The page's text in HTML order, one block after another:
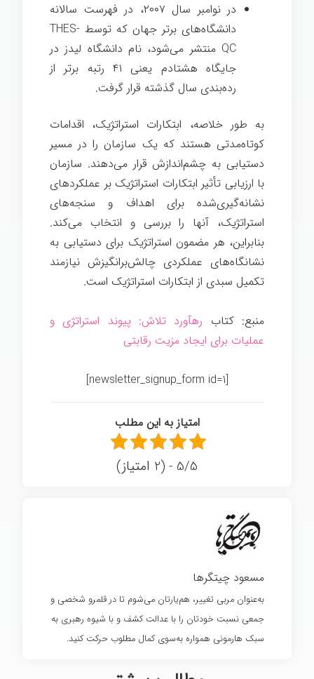
در نوامبر سال ۲۰۰۷، در فهرست سالانه
دانشگاه‌های برتر جهان که توسط THES-
QC منتشر می‌شود، نام دانشگاه لیدز در
جایگاه هشتادم یعنی ۴۱ رتبه برتر از
رده‌بندی سال گذشته قرار گرفت.
به طور خلاصه، ابتکارات استراتژیک، اقدامات
کوتاه‌مدتی هستند که یک سازمان را در مسیر
دستیابی به چشم‌اندازش قرار می‌دهند. سازمان
با ارزیابی تأثیر ابتکارات استراتژیک بر عملکردهای
نشانه‌گیری‌شده برای اهداف و سنجه‌های
استراتژیک، آنها را بررسی و انتخاب می‌کند.
بنابراین، هر مضمون استراتژیک برای دستیابی به
نشانگاه‌های عملکردی چالش‌برانگیزش نیازمند
تکمیل سبدی از ابتکارات استراتژیک است.
منبع: کتاب رهآورد تلاش: پیوند استراتژی و
عملیات برای ایجاد مزیت رقابتی
[newsletter_signup_form id=1]
امتیاز به این مطلب
5/5 - (2 امتیاز)
مسعود چیتگرها
به‌عنوان مربی تغییر، هم‌یارتان می‌شوم تا در قلمرو شخصی و
جمعی نسبت خودتان را با عدالت کشف و با شیوه رهبری به
سبک هارمونی همواره به‌سوی کمال مطلوب حرکت کنید.